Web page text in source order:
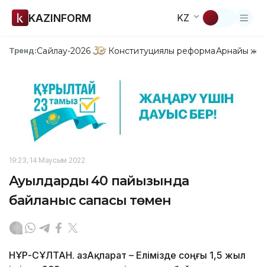
KAZINFORM KZ
Тренд:Сайлау-2026 Конституциялық реформаАрнайы
19:23, 14 Маусым 2022
Ауылдардың 40 пайызында
байланыс сапасы төмен
НҰР-СҰЛТАН. ҚазАқпарат – Елімізде соңғы 1,5 жыл